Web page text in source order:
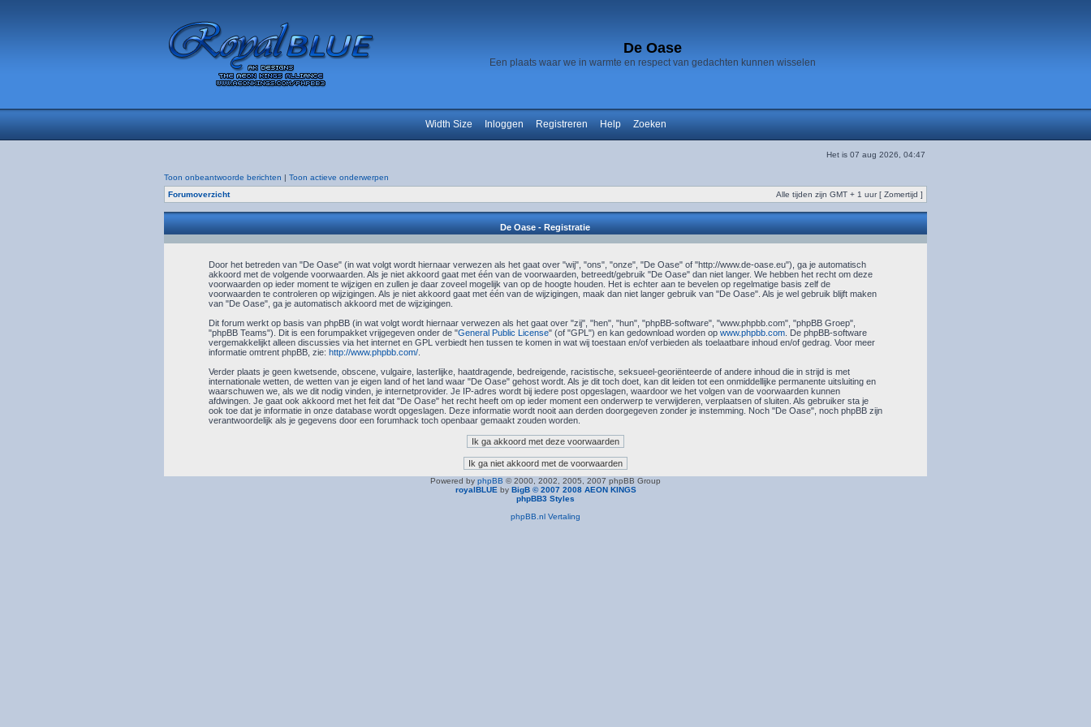
De Oase
Een plaats waar we in warmte en respect van gedachten kunnen wisselen
Width Size Inloggen Registreren Help Zoeken
Het is 07 aug 2026, 04:47
Toon onbeantwoorde berichten | Toon actieve onderwerpen
Forumoverzicht
Alle tijden zijn GMT + 1 uur [ Zomertijd ]
De Oase - Registratie
Door het betreden van "De Oase" (in wat volgt wordt hiernaar verwezen als het gaat over "wij", "ons", "onze", "De Oase" of "http://www.de-oase.eu"), ga je automatisch
akkoord met de volgende voorwaarden. Als je niet akkoord gaat met één van de voorwaarden, betreedt/gebruik "De Oase" dan niet langer. We hebben het recht om deze
voorwaarden op ieder moment te wijzigen en zullen je daar zoveel mogelijk van op de hoogte houden. Het is echter aan te bevelen op regelmatige basis zelf de
voorwaarden te controleren op wijzigingen. Als je niet akkoord gaat met één van de wijzigingen, maak dan niet langer gebruik van "De Oase". Als je wel gebruik blijft maken
van "De Oase", ga je automatisch akkoord met de wijzigingen.
Dit forum werkt op basis van phpBB (in wat volgt wordt hiernaar verwezen als het gaat over "zij", "hen", "hun", "phpBB-software", "www.phpbb.com", "phpBB Groep",
"phpBB Teams"). Dit is een forumpakket vrijgegeven onder de "General Public License" (of "GPL") en kan gedownload worden op www.phpbb.com. De phpBB-software
vergemakkelijkt alleen discussies via het internet en GPL verbiedt hen tussen te komen in wat wij toestaan en/of verbieden als toelaatbare inhoud en/of gedrag. Voor meer
informatie omtrent phpBB, zie: http://www.phpbb.com/.
Verder plaats je geen kwetsende, obscene, vulgaire, lasterlijke, haatdragende, bedreigende, racistische, seksueel-georiënteerde of andere inhoud die in strijd is met
internationale wetten, de wetten van je eigen land of het land waar "De Oase" gehost wordt. Als je dit toch doet, kan dit leiden tot een onmiddellijke permanente uitsluiting en
waarschuwen we, als we dit nodig vinden, je internetprovider. Je IP-adres wordt bij iedere post opgeslagen, waardoor we het volgen van de voorwaarden kunnen
afdwingen. Je gaat ook akkoord met het feit dat "De Oase" het recht heeft om op ieder moment een onderwerp te verwijderen, verplaatsen of sluiten. Als gebruiker sta je
ook toe dat je informatie in onze database wordt opgeslagen. Deze informatie wordt nooit aan derden doorgegeven zonder je instemming. Noch "De Oase", noch phpBB zijn
verantwoordelijk als je gegevens door een forumhack toch openbaar gemaakt zouden worden.
Powered by phpBB © 2000, 2002, 2005, 2007 phpBB Group
royalBLUE by BigB © 2007 2008 AEON KINGS
phpBB3 Styles
phpBB.nl Vertaling